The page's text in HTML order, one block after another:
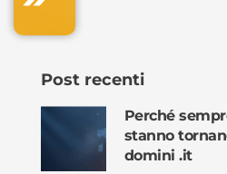
Post recenti
Perché
stanno
domini .it